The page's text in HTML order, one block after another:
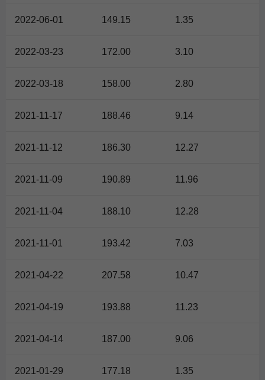
2022-06-01 149.15 1.35
2022-03-23 172.00 3.10
2022-03-18 158.00 2.80
2021-11-17 188.46 9.14
2021-11-12 186.30 12.27
2021-11-09 190.89 11.96
2021-11-04 188.10 12.28
2021-11-01 193.42 7.03
2021-04-22 207.58 10.47
2021-04-19 193.88 11.23
2021-04-14 187.00 9.06
2021-01-29 177.18 1.35